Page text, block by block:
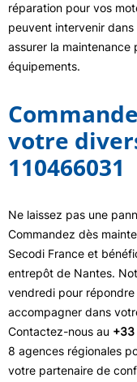
réparation pour vos
peuvent intervenir
assurer la
équipements.
votre
110466031
Ne laissez pas une
Commandez dès
Secodi France et
entrepôt de Nantes.
vendredi pour
accompagner dans
Contactez-nous au +33
8 agences régionales
votre partenaire de